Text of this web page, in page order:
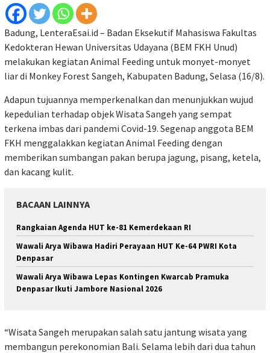
Badung, LenteraEsai.id – Badan Eksekutif Mahasiswa Fakultas
Kedokteran Hewan Universitas Udayana (BEM FKH Unud)
melakukan kegiatan Animal Feeding untuk monyet-monyet
liar di Monkey Forest Sangeh, Kabupaten Badung, Selasa (16/8).
Adapun tujuannya memperkenalkan dan menunjukkan wujud
kepedulian terhadap objek Wisata Sangeh yang sempat
terkena imbas dari pandemi Covid-19. Segenap anggota BEM
FKH menggalakkan kegiatan Animal Feeding dengan
memberikan sumbangan pakan berupa jagung, pisang, ketela,
dan kacang kulit.
BACAAN LAINNYA
Rangkaian Agenda HUT ke-81 Kemerdekaan RI
Wawali Arya Wibawa Hadiri Perayaan HUT Ke-64 PWRI Kota
Denpasar
Wawali Arya Wibawa Lepas Kontingen Kwarcab Pramuka
Denpasar Ikuti Jambore Nasional 2026
“Wisata Sangeh merupakan salah satu jantung wisata yang
membangun perekonomian Bali. Selama lebih dari dua tahun